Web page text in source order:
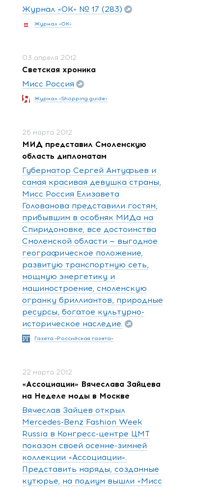
Журнал «OK» № 17 (283)
Журнал «ОК»
03 апреля 2012
Светская хроника
Мисс Россия
Журнал «Shopping guide»
26 марта 2012
МИД представил Смоленскую
область дипломатам
Губернатор Сергей Антуфьев и
самая красивая девушка страны,
Мисс Россия Елизавета
Голованова представили гостям,
прибывшим в особняк МИДа на
Спиридоновке, все достоинства
Смоленской области — выгодное
географическое положение,
развитую транспортную сеть,
мощную энергетику и
машиностроение, смоленскую
огранку бриллиантов, природные
ресурсы, богатое культурно-
историческое наследие.
Газета «Российская газета»
22 марта 2012
«Ассоциации» Вячеслава Зайцева
на Неделе моды в Москве
Вячеслав Зайцев открыл
Mercedes-Benz Fashion Week
Russia в Конгресс-центре ЦМТ
показом своей осенне-зимней
коллекции «Ассоциации».
Представить наряды, созданные
кутюрье, на подиум вышли «Мисс